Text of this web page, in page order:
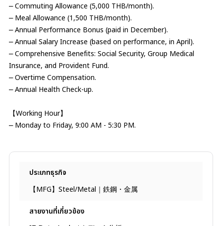
⎼ Commuting Allowance (5,000 THB/month).
⎼ Meal Allowance (1,500 THB/month).
⎼ Annual Performance Bonus (paid in December).
⎼ Annual Salary Increase (based on performance, in April).
⎼ Comprehensive Benefits: Social Security, Group Medical
Insurance, and Provident Fund.
⎼ Overtime Compensation.
⎼ Annual Health Check-up.
【Working Hour】
⎼ Monday to Friday, 9:00 AM - 5:30 PM.
ประเภทธุรกิจ
【MFG】Steel/Metal｜鉄鋼・金属
สายงานที่เกี่ยวข้อง